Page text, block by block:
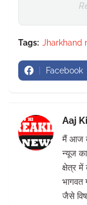
Tags: Jharkhand
Facebook
Aaj
मैं आज
न्यूज
क्षेत्र
भागवत
जैसे